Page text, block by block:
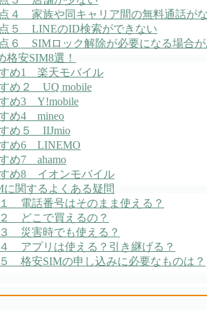
４ 家族や同キャリア間の無料通話が
５ LINEのID検索ができない
６ SIMロック解除が必要になる場合が
格安SIM8選！
め1 楽天モバイル
め２ UQ mobile
め3 Y!mobile
め4 mineo
め５ IIJmio
め6 LINEMO
め7 ahamo
め8 イオンモバイル
に関するよくある疑問
電話番号はそのまま使える？
どこで買えるの？
災害時でも使える？
アプリは使える？引き継げる？
格安SIMの申し込みに必要なものは？